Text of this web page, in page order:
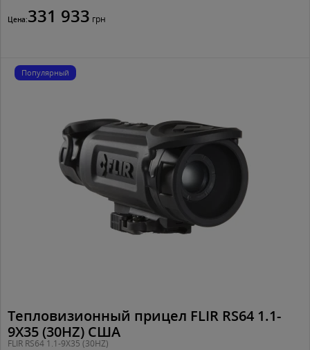
Цена:331 933 грн
Популярный
Тепловизионный прицел FLIR RS64 1.1-
9X35 (30HZ) США
FLIR RS64 1.1-9X35 (30HZ)